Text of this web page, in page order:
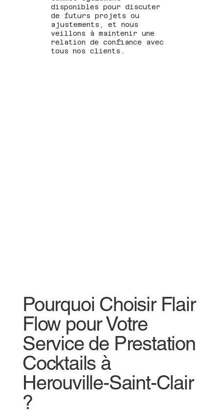
disponibles pour discuter
de futurs projets ou
ajustements, et nous
veillons à maintenir une
relation de confiance avec
tous nos clients.
Pourquoi Choisir Flair
Flow pour Votre
Service de Prestation
Cocktails à
Herouville-Saint-Clair
?